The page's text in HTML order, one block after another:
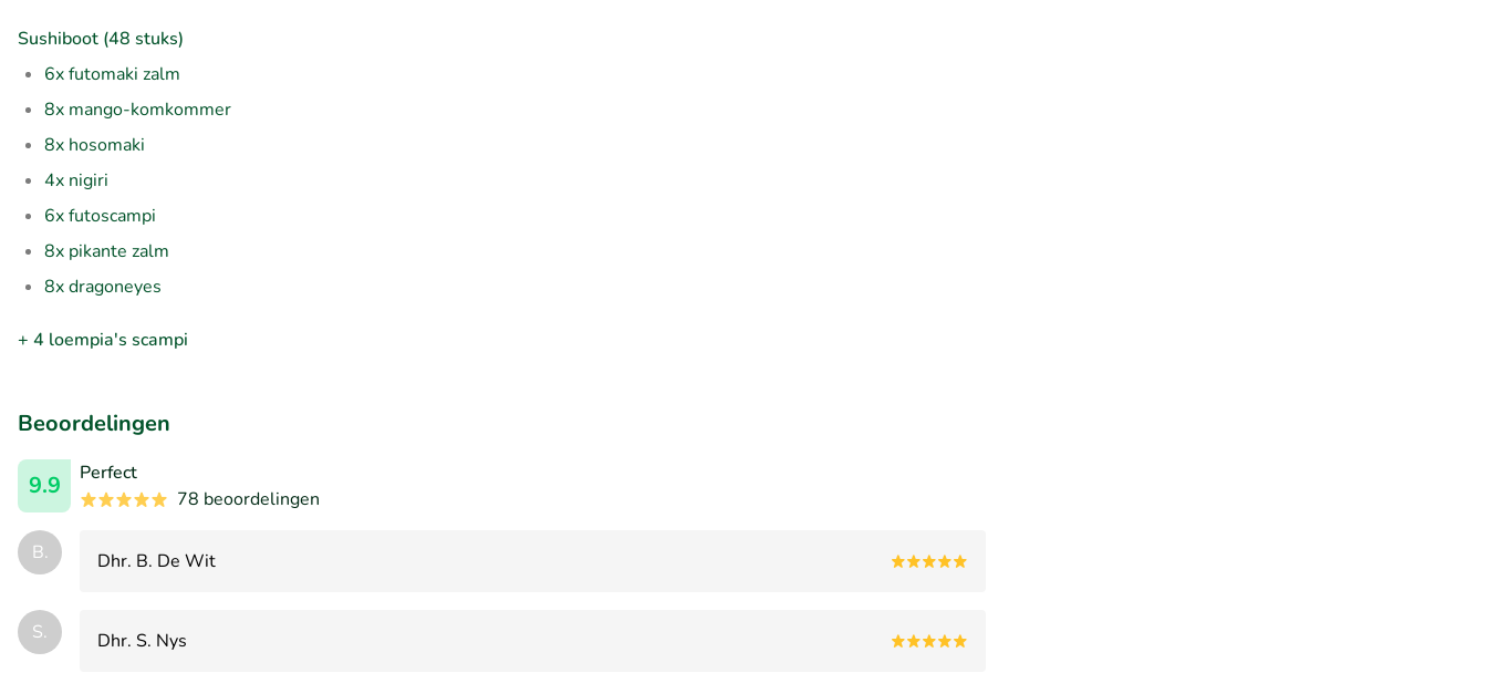
Sushiboot (48 stuks)
6x futomaki zalm
8x mango-komkommer
8x hosomaki
4x nigiri
6x futoscampi
8x pikante zalm
8x dragoneyes
+ 4 loempia's scampi
Beoordelingen
9.9
Perfect
78 beoordelingen
B. Dhr. B. De Wit
S. Dhr. S. Nys